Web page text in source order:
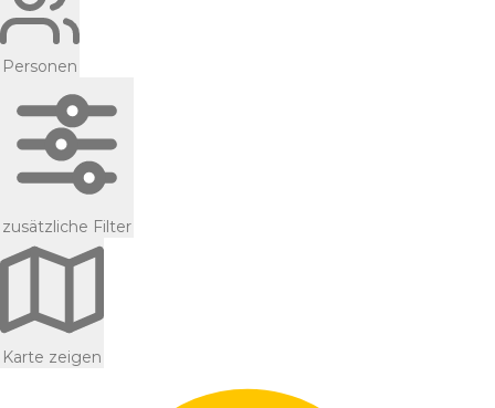
Personen
zusätzliche Filter
Karte zeigen